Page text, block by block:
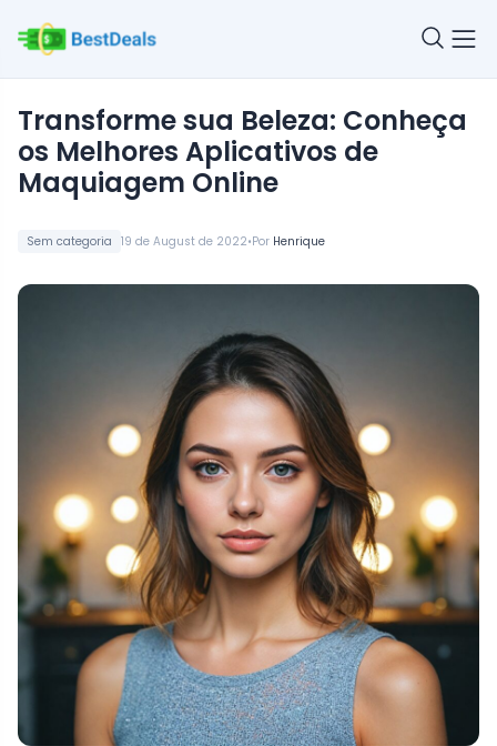
Sem categoria 19 de August de 2022•Por Henrique
Transforme sua Beleza: Conheça
os Melhores Aplicativos de
Maquiagem Online